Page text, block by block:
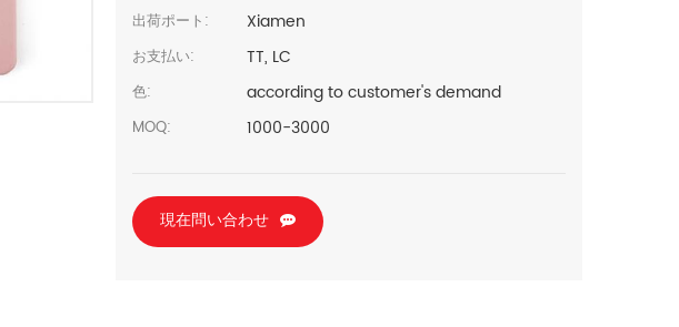
出荷ポート: Xiamen
お支払い: TT, LC
色: according to customer's demand
MOQ: 1000-3000
現在問い合わせ